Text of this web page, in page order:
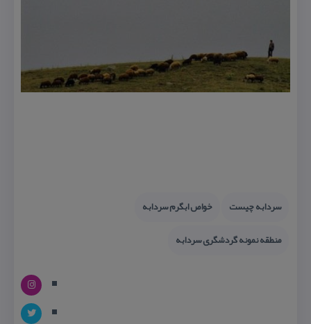
سردابه چیست
خواص ابگرم سردابه
منطقه نمونه گردشگری سردابه